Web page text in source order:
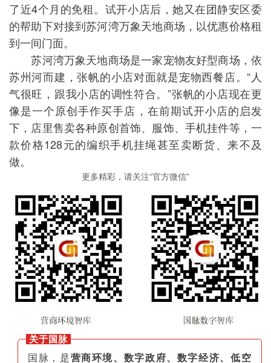
了近4个月的免租。试开小店后，她又在团静安区委
的帮助下对接到苏河湾万象天地商场，以优惠价格租
到一间门面。
苏河湾万象天地商场是一家宠物友好型商场，依
苏州河而建，张帆的小店对面就是宠物西餐店。“人
气很旺，跟我小店的调性符合。”张帆的小店现在更
像是一个原创手作买手店，在前期试开小店的启发
下，店里售卖各种原创首饰、服饰、手机挂件等，一
款价格128元的编织手机挂绳甚至卖断货、来不及
做。
更多精彩，请关注“官方微信”
关于国脉
国脉，是营商环境、数字政府、数字经济、低空